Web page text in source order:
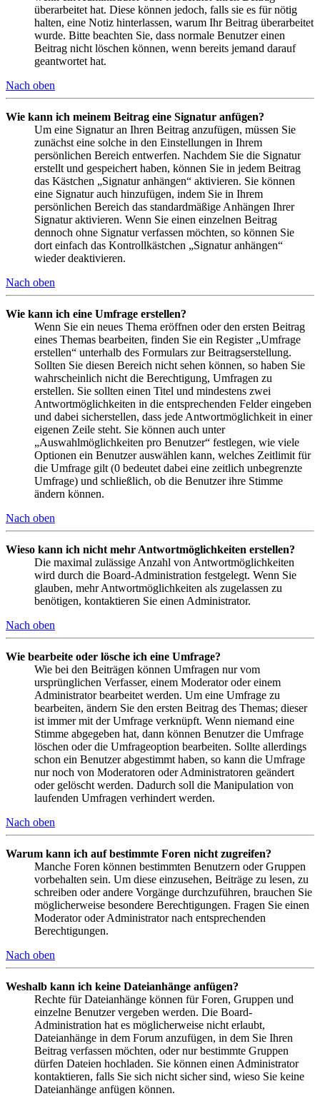
überarbeitet hat. Diese können jedoch, falls sie es für nötig
halten, eine Notiz hinterlassen, warum Ihr Beitrag überarbeitet
wurde. Bitte beachten Sie, dass normale Benutzer einen
Beitrag nicht löschen können, wenn bereits jemand darauf
geantwortet hat.
Nach oben
Wie kann ich meinem Beitrag eine Signatur anfügen?
Um eine Signatur an Ihren Beitrag anzufügen, müssen Sie
zunächst eine solche in den Einstellungen in Ihrem
persönlichen Bereich entwerfen. Nachdem Sie die Signatur
erstellt und gespeichert haben, können Sie in jedem Beitrag
das Kästchen „Signatur anhängen“ aktivieren. Sie können
eine Signatur auch hinzufügen, indem Sie in Ihrem
persönlichen Bereich das standardmäßige Anhängen Ihrer
Signatur aktivieren. Wenn Sie einen einzelnen Beitrag
dennoch ohne Signatur verfassen möchten, so können Sie
dort einfach das Kontrollkästchen „Signatur anhängen“
wieder deaktivieren.
Nach oben
Wie kann ich eine Umfrage erstellen?
Wenn Sie ein neues Thema eröffnen oder den ersten Beitrag
eines Themas bearbeiten, finden Sie ein Register „Umfrage
erstellen“ unterhalb des Formulars zur Beitragserstellung.
Sollten Sie diesen Bereich nicht sehen können, so haben Sie
wahrscheinlich nicht die Berechtigung, Umfragen zu
erstellen. Sie sollten einen Titel und mindestens zwei
Antwortmöglichkeiten in die entsprechenden Felder eingeben
und dabei sicherstellen, dass jede Antwortmöglichkeit in einer
eigenen Zeile steht. Sie können auch unter
„Auswahlmöglichkeiten pro Benutzer“ festlegen, wie viele
Optionen ein Benutzer auswählen kann, welches Zeitlimit für
die Umfrage gilt (0 bedeutet dabei eine zeitlich unbegrenzte
Umfrage) und schließlich, ob die Benutzer ihre Stimme
ändern können.
Nach oben
Wieso kann ich nicht mehr Antwortmöglichkeiten erstellen?
Die maximal zulässige Anzahl von Antwortmöglichkeiten
wird durch die Board-Administration festgelegt. Wenn Sie
glauben, mehr Antwortmöglichkeiten als zugelassen zu
benötigen, kontaktieren Sie einen Administrator.
Nach oben
Wie bearbeite oder lösche ich eine Umfrage?
Wie bei den Beiträgen können Umfragen nur vom
ursprünglichen Verfasser, einem Moderator oder einem
Administrator bearbeitet werden. Um eine Umfrage zu
bearbeiten, ändern Sie den ersten Beitrag des Themas; dieser
ist immer mit der Umfrage verknüpft. Wenn niemand eine
Stimme abgegeben hat, dann können Benutzer die Umfrage
löschen oder die Umfrageoption bearbeiten. Sollte allerdings
schon ein Benutzer abgestimmt haben, so kann die Umfrage
nur noch von Moderatoren oder Administratoren geändert
oder gelöscht werden. Dadurch soll die Manipulation von
laufenden Umfragen verhindert werden.
Nach oben
Warum kann ich auf bestimmte Foren nicht zugreifen?
Manche Foren können bestimmten Benutzern oder Gruppen
vorbehalten sein. Um diese einzusehen, Beiträge zu lesen, zu
schreiben oder andere Vorgänge durchzuführen, brauchen Sie
möglicherweise besondere Berechtigungen. Fragen Sie einen
Moderator oder Administrator nach entsprechenden
Berechtigungen.
Nach oben
Weshalb kann ich keine Dateianhänge anfügen?
Rechte für Dateianhänge können für Foren, Gruppen und
einzelne Benutzer vergeben werden. Die Board-
Administration hat es möglicherweise nicht erlaubt,
Dateianhänge in dem Forum anzufügen, in dem Sie Ihren
Beitrag verfassen möchten, oder nur bestimmte Gruppen
dürfen Dateien hochladen. Sie können einen Administrator
kontaktieren, falls Sie sich nicht sicher sind, wieso Sie keine
Dateianhänge anfügen können.